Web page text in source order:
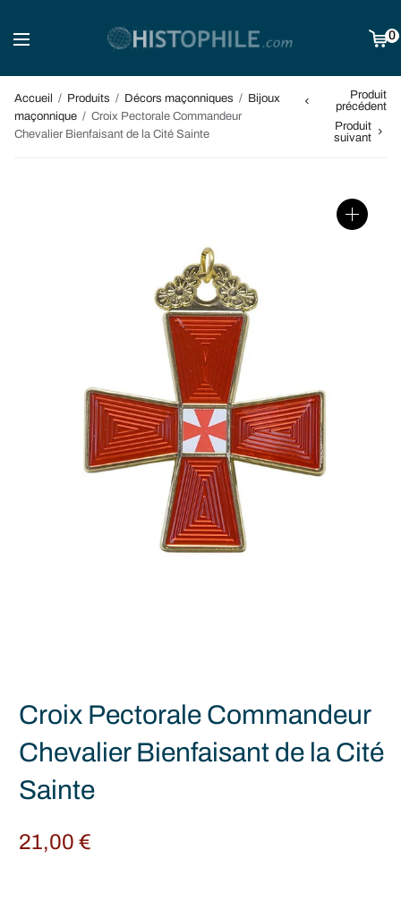
0
Accueil / Produits / Décors maçonniques / Bijoux
maçonnique / Croix Pectorale Commandeur
Chevalier Bienfaisant de la Cité Sainte
Produit
précédent
Produit
suivant
Croix Pectorale Commandeur
Chevalier Bienfaisant de la Cité
Sainte
21,00€